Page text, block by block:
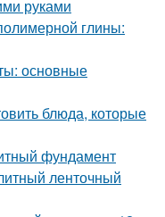
руками
глины:
основные
блюда, которые
фундамент
ленточный